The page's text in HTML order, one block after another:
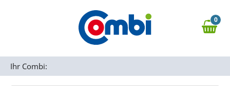
Zur Navigation springen
0,00 €
0
Ihr Combi: